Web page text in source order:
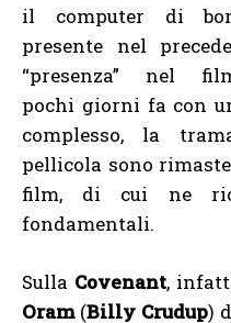
il computer di
presente nel
“presenza” nel
pochi giorni fa con
complesso, la
pellicola sono
film, di cui ne
fondamentali.
Sulla Covenant,
Oram(Billy Crudup)